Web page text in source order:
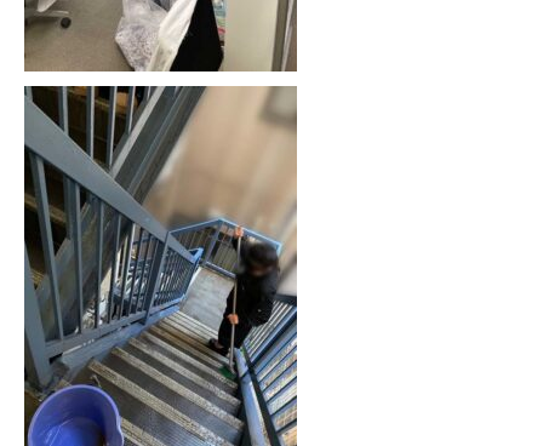
プライバシーポリシー 最新のブログはこちらから